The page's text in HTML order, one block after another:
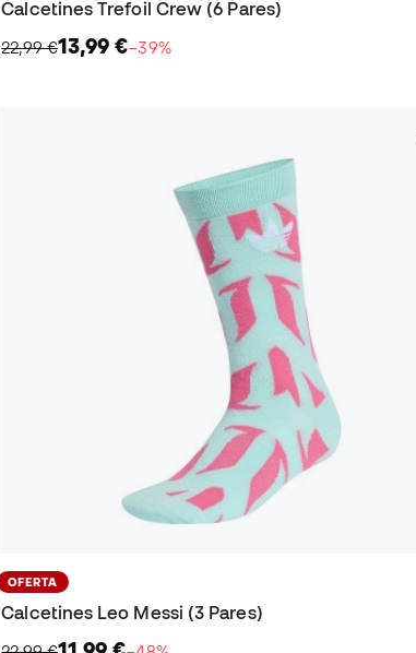
Calcetines Trefoil Crew (6 Pares)
22,99 €13,99 €−39%
OFERTA
Calcetines Leo Messi (3 Pares)